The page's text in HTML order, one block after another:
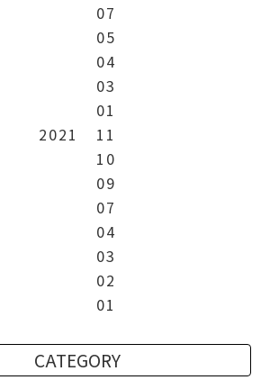
07
05
04
03
01
2021
11
10
09
07
04
03
02
01
CATEGORY